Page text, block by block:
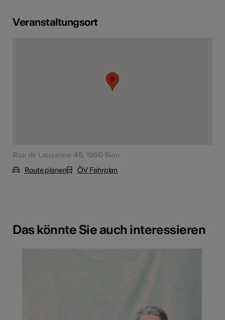
Veranstaltungsort
Rue de Lausanne 45, 1950 Sion
Route planen
ÖV Fahrplan
Das könnte Sie auch interessieren